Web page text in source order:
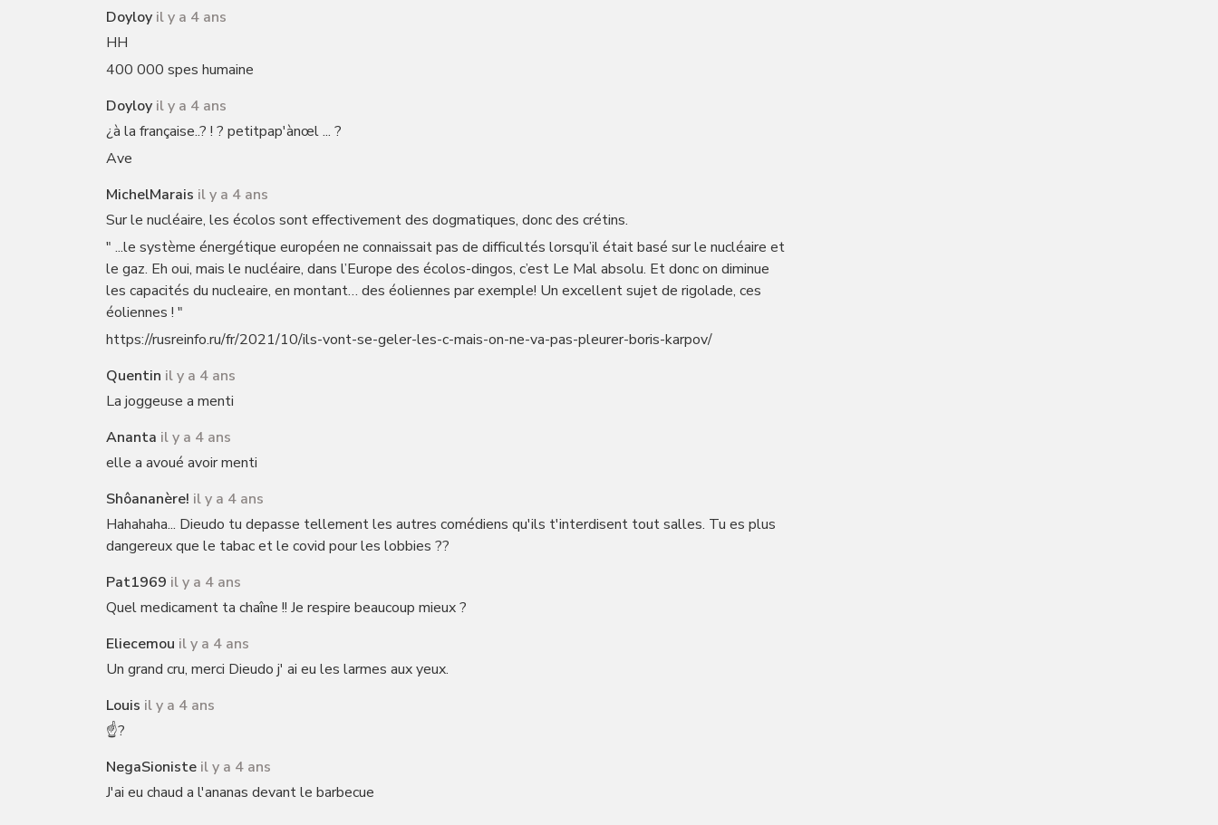
Doyloy il y a 4 ans
HH
400 000 spes humaine
Doyloy il y a 4 ans
¿à la française..? ! ? petitpap'ànœl ... ?
Ave
MichelMarais il y a 4 ans
Sur le nucléaire, les écolos sont effectivement des dogmatiques, donc des crétins.
" ...le système énergétique européen ne connaissait pas de difficultés lorsqu’il était basé sur le nucléaire et
le gaz. Eh oui, mais le nucléaire, dans l’Europe des écolos-dingos, c’est Le Mal absolu. Et donc on diminue
les capacités du nucleaire, en montant… des éoliennes par exemple! Un excellent sujet de rigolade, ces
éoliennes ! "
https://rusreinfo.ru/fr/2021/10/ils-vont-se-geler-les-c-mais-on-ne-va-pas-pleurer-boris-karpov/
Quentin il y a 4 ans
La joggeuse a menti
Ananta il y a 4 ans
elle a avoué avoir menti
Shôananère! il y a 4 ans
Hahahaha... Dieudo tu depasse tellement les autres comédiens qu'ils t'interdisent tout salles. Tu es plus
dangereux que le tabac et le covid pour les lobbies ??
Pat1969 il y a 4 ans
Quel medicament ta chaîne !! Je respire beaucoup mieux ?
Eliecemou il y a 4 ans
Un grand cru, merci Dieudo j' ai eu les larmes aux yeux.
Louis il y a 4 ans
☝️?
NegaSioniste il y a 4 ans
J'ai eu chaud a l'ananas devant le barbecue